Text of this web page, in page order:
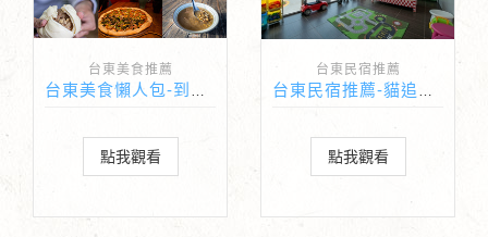
台東美食推薦
點我觀看
台東民宿推薦
點我觀看